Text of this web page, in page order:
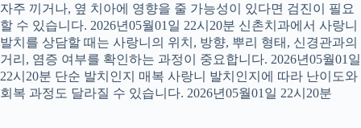
자주 끼거나, 옆 치아에 영향을 줄 가능성이 있다면 검진이 필요
할 수 있습니다. 2026년05월01일 22시20분 신촌치과에서 사랑니
발치를 상담할 때는 사랑니의 위치, 방향, 뿌리 형태, 신경관과의
거리, 염증 여부를 확인하는 과정이 중요합니다. 2026년05월01일
22시20분 단순 발치인지 매복 사랑니 발치인지에 따라 난이도와
회복 과정도 달라질 수 있습니다. 2026년05월01일 22시20분